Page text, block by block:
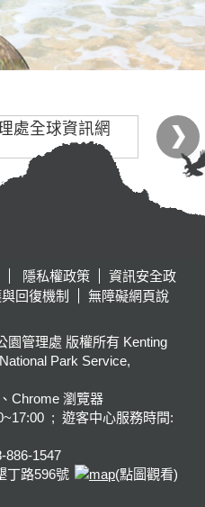
隱私權政策
資訊安全政
回復機制
無障礙網頁說
園管理處 版權所有 Kenting
Park Service,
Chrome 瀏覽器
; 遊客中心服務時間:
886-1547
丁路596號
(點圖觀看)